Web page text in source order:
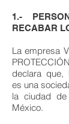
1.-
RECABAR
La empresa
declara que,
es una
la ciudad de
México.